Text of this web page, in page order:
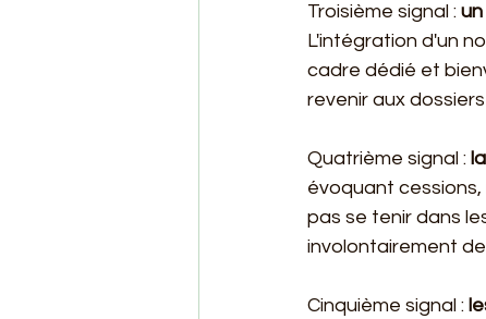
Troisième signal :
L'intégration d'un
cadre dédié et
revenir aux
Quatrième signal :
évoquant
pas se tenir dans
involontairement
Cinquième signal :